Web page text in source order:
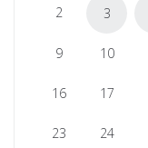
2 3
9 10
16 17
23 24